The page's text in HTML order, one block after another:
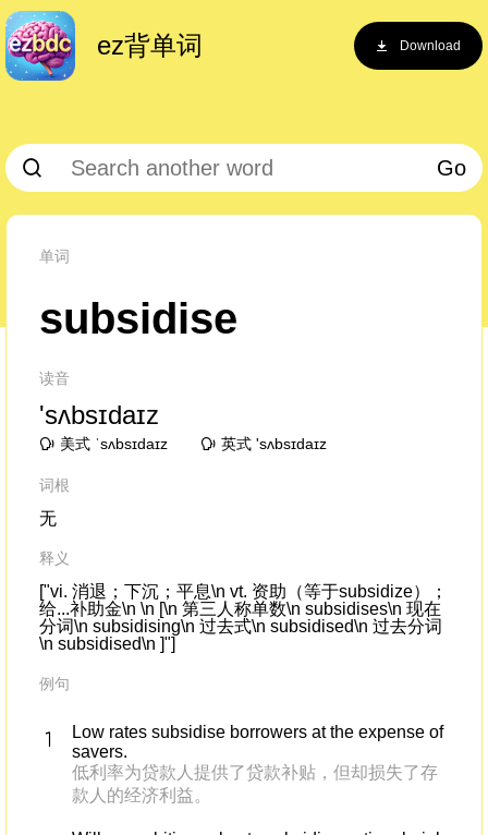
ez背单词 Download
Go
单词
subsidise
读音
'sʌbsɪdaɪz
美式 ˈsʌbsɪdaɪz 英式 'sʌbsɪdaɪz
词根
无
释义
["vi. 消退；下沉；平息\n vt. 资助（等于subsidize）；
给...补助金\n \n [\n 第三人称单数\n subsidises\n 现在
分词\n subsidising\n 过去式\n subsidised\n 过去分词
\n subsidised\n ]"]
例句
Low rates subsidise borrowers at the expense of
savers.
低利率为贷款人提供了贷款补贴，但却损失了存
款人的经济利益。